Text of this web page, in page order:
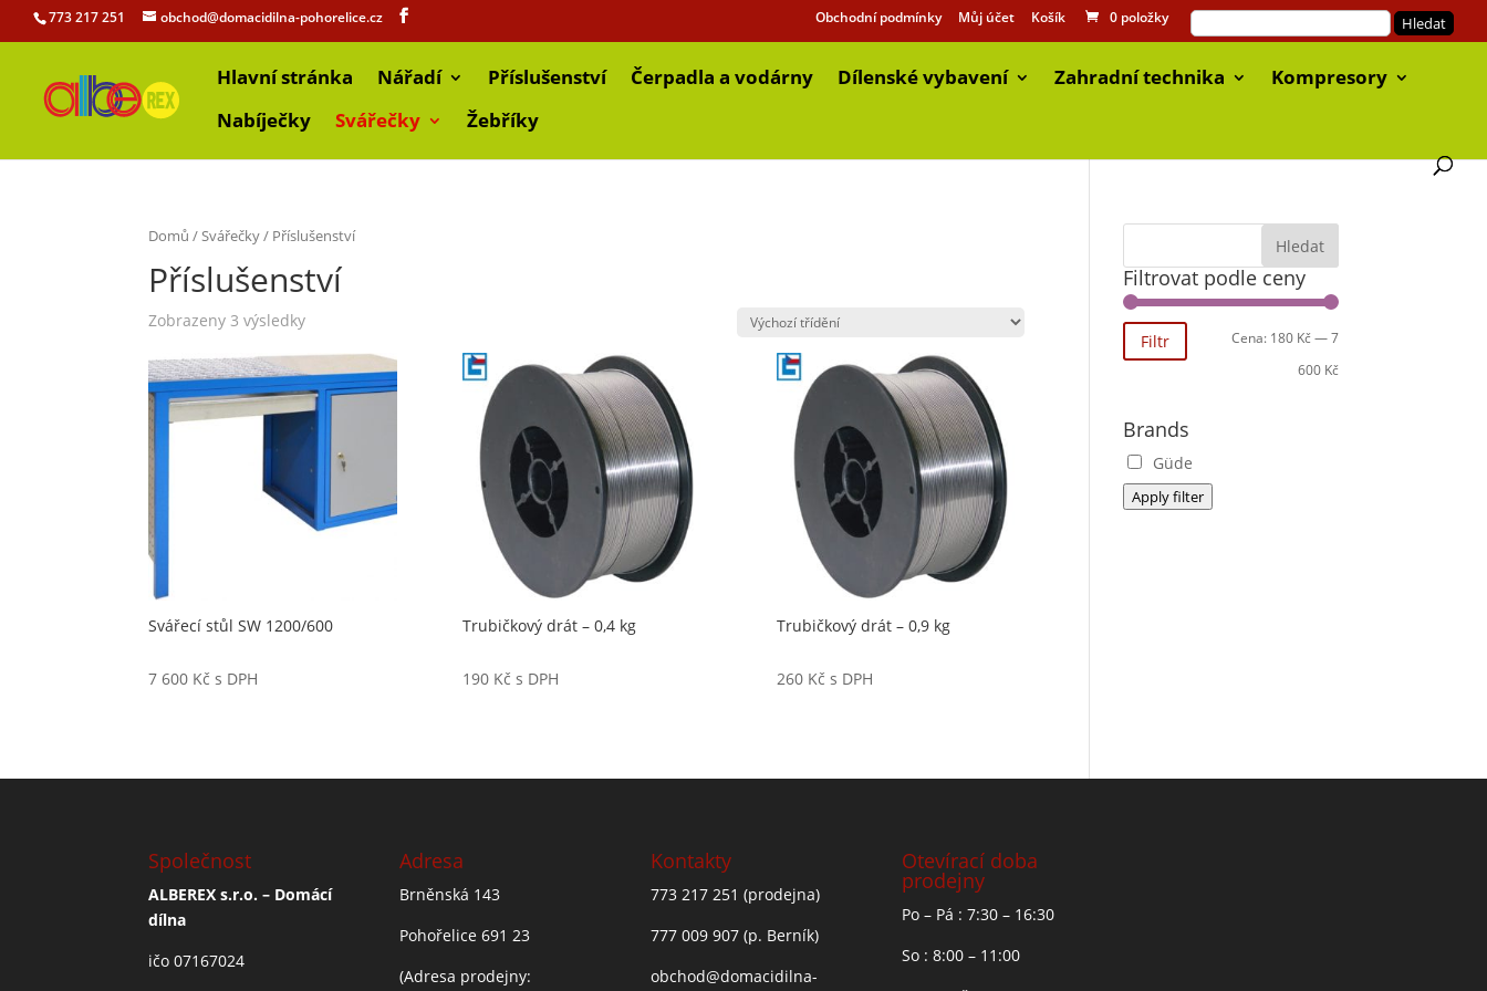
773 217 251 obchod@domacidilna-pohorelice.cz Obchodní podmínky Můj účet Košík 0 položky
Hlavní stránka Nářadí Příslušenství Čerpadla a vodárny Dílenské vybavení Zahradní technika
Kompresory
Nabíječky
Svářečky Žebříky
Domů /Svářečky/ Příslušenství
Příslušenství
Zobrazeny 3 výsledky
Svářecí stůl SW 1200/600
7 600 Kč s DPH
Trubičkový drát – 0,4 kg
190 Kč s DPH
Trubičkový drát – 0,9 kg
260 Kč s DPH
Filtrovat podle ceny
Filtr Cena: 180 Kč—7
600 Kč
Brands
Güde
Apply filter
Společnost
ALBEREX s.r.o. – Domácí
dílna
ičo 07167024
Adresa
Brněnská 143
Pohořelice 691 23
(Adresa prodejny:
Kontakty
773 217 251 (prodejna)
777 009 907 (p. Berník)
obchod@domacidilna-
Otevírací doba
prodejny
Po – Pá : 7:30 – 16:30
So : 8:00 – 11:00